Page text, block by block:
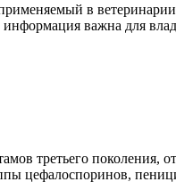
в
важна для
третьего
цефалоспоринов,